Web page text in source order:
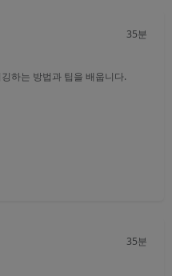
35분
하는 방법과 팁을 배웁니다.
35분